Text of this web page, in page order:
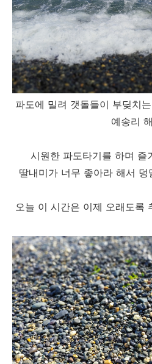
파도에 밀려 갯돌들이 부딪치
예송리
시원한 파도타기를 하며 즐
딸내미가 너무 좋아라 해서
오늘 이 시간은 이제 오래도록